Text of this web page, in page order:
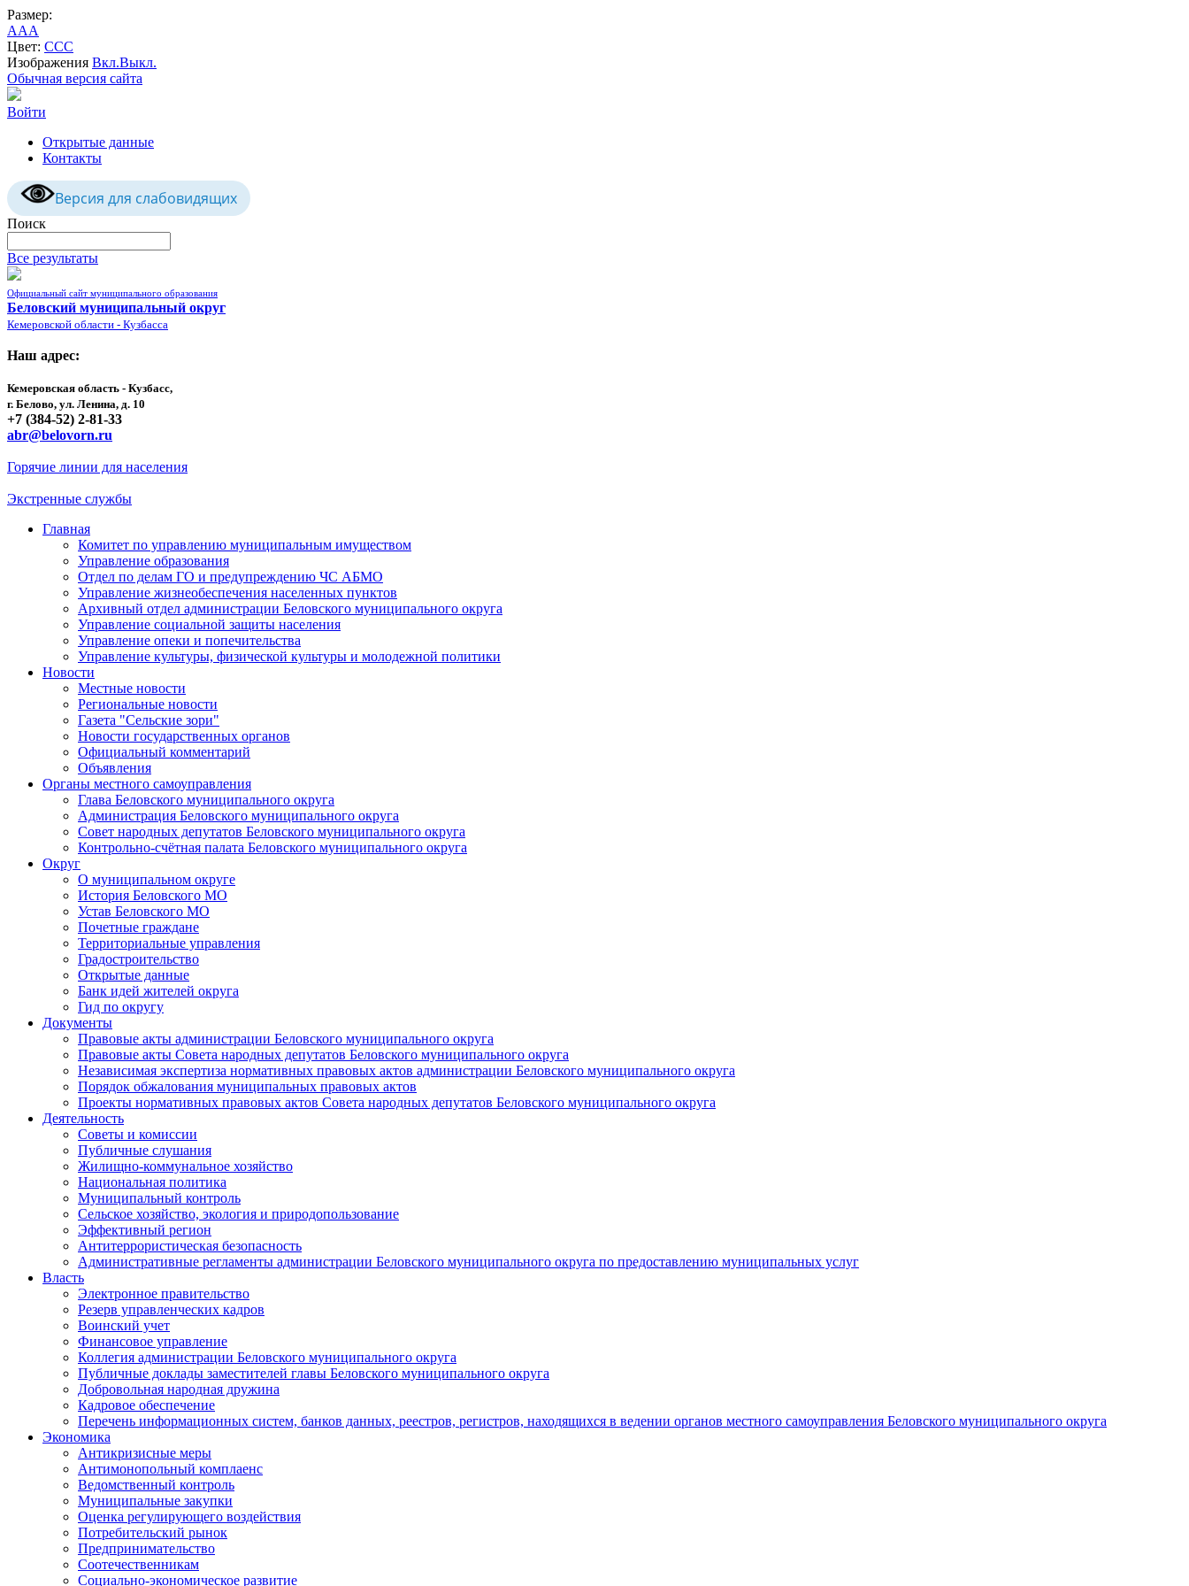
Размер:
AAA
Цвет: CCC
Изображения Вкл.Выкл.
Обычная версия сайта
Войти
Открытые данные
Контакты
Версия для слабовидящих
Поиск
Все результаты
Официальный сайт муниципального образования
Беловский муниципальный округ
Кемеровской области - Кузбасса
Наш адрес:
Кемеровская область - Кузбасс,
г. Белово, ул. Ленина, д. 10
+7 (384-52) 2-81-33
abr@belovorn.ru
Горячие линии для населения
Экстренные службы
Главная
Комитет по управлению муниципальным имуществом
Управление образования
Отдел по делам ГО и предупреждению ЧС АБМО
Управление жизнеобеспечения населенных пунктов
Архивный отдел администрации Беловского муниципального округа
Управление социальной защиты населения
Управление опеки и попечительства
Управление культуры, физической культуры и молодежной политики
Новости
Местные новости
Региональные новости
Газета "Сельские зори"
Новости государственных органов
Официальный комментарий
Объявления
Органы местного самоуправления
Глава Беловского муниципального округа
Администрация Беловского муниципального округа
Совет народных депутатов Беловского муниципального округа
Контрольно-счётная палата Беловского муниципального округа
Округ
О муниципальном округе
История Беловского МО
Устав Беловского МО
Почетные граждане
Территориальные управления
Градостроительство
Открытые данные
Банк идей жителей округа
Гид по округу
Документы
Правовые акты администрации Беловского муниципального округа
Правовые акты Совета народных депутатов Беловского муниципального округа
Независимая экспертиза нормативных правовых актов администрации Беловского муниципального округа
Порядок обжалования муниципальных правовых актов
Проекты нормативных правовых актов Совета народных депутатов Беловского муниципального округа
Деятельность
Советы и комиссии
Публичные слушания
Жилищно-коммунальное хозяйство
Национальная политика
Муниципальный контроль
Сельское хозяйство, экология и природопользование
Эффективный регион
Антитеррористическая безопасность
Административные регламенты администрации Беловского муниципального округа по предоставлению муниципальных услуг
Власть
Электронное правительство
Резерв управленческих кадров
Воинский учет
Финансовое управление
Коллегия администрации Беловского муниципального округа
Публичные доклады заместителей главы Беловского муниципального округа
Добровольная народная дружина
Кадровое обеспечение
Перечень информационных систем, банков данных, реестров, регистров, находящихся в ведении органов местного самоуправления Беловского муниципального округа
Экономика
Антикризисные меры
Антимонопольный комплаенс
Ведомственный контроль
Муниципальные закупки
Оценка регулирующего воздействия
Потребительский рынок
Предпринимательство
Соотечественникам
Социально-экономическое развитие